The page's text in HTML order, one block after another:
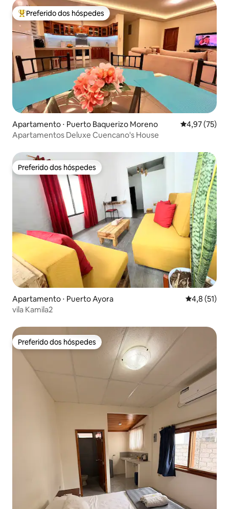
Entre os melhores preferidos dos hóspedes
Preferido dos hóspedes
Apartamento ⋅ Puerto Baquerizo Moreno 4,97 de uma
4,97 (75)
Apartamentos Deluxe Cuencano's House
Preferido dos hóspedes
Preferido dos hóspedes
Apartamento ⋅ Puerto Ayora 4,8 de uma
4,8 (51)
vila Kamila2
Preferido dos hóspedes
Preferido dos hóspedes